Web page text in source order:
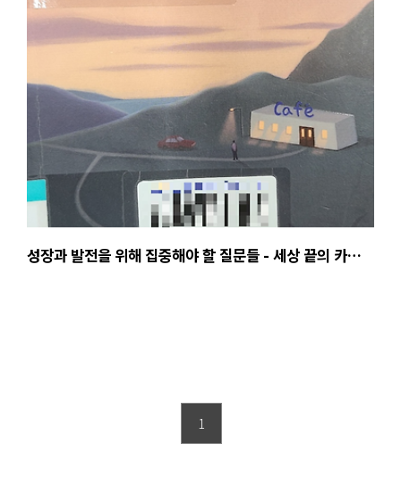
성장과 발전을 위해 집중해야 할 질문들 - 세상 끝의 카페,
1